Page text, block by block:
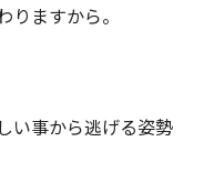
ますから。
い事から逃げる姿勢